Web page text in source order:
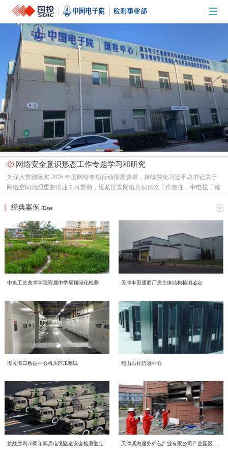
网络安全意识形态工作专题学习和研究
为深入贯彻落实 2026 年度网络专项行动部署要求，持续深化习近平总书记关于
网络空间治理重要论述学习贯彻，压紧压实网络意识形态工作责任，中电投工程
研究检测评定中心有限公司（以下简称“中心”）党总支召开专题支委会，集中研
究网络意识形态重点工作，全面梳理工作提升方向、明确落实举措。结合本次会
态工作核心意义互联网是意识形态斗争的主阵地、主战场、最前沿，网络意识形
态安全直接关系政治安全、舆论安全和单位长远发展。习近平总书记深刻指
出；“过不了互联网这一关，就过不了长期执政这一关，必须坚持正能量是总要
求、管得住是硬道理、用得好是真本事，持续健全网络生态治理长效机制，营造
风清气正的网络空间”。中心运营自有新媒体宣传平台，党员、职工线上交流、
对外业务宣传频次高，各类线上内容发布、网络言论行为都直接代表单位形象、
力，摒弃 “重业务、轻网信” 的片面认知，把网络意识形态工作摆在党建重点位
置，坚持守土有责、守土负责、守土尽责，牢牢管好、守好、用好各类网络阵
地。二、对标专项部署，明晰网络意识形态两大重点工作任务会议传达上级
2026 年度网络专项行动工作要求，结合中心运营管理实际，梳理当前网络意识
形态工作提升方向，明确两项核心工作抓手：（一）从严规范新媒体平台发布流
程，刚性落实 “三校三审” 机制新媒体是对外宣传、传递单位声音的重要载体，
内容导向容不得半点疏漏。将继续完善中心自有新媒体平台信息发布全流程管控
审” 制度：落实三级审核流程，每一级审核均留存书面或线上审核记录，做到全
程可追溯；2. 严把内容导向关口：所有对外发布图文、短视频、工作动态、宣传
材料，必须坚守正确政治方向、舆论导向、价值取向，重点核查政策表述、行业
宣传、对外口径，杜绝模糊表述、片面化表达、导向偏差内容上线；3. 常态化开
展平台自查自纠，定期梳理历史发布内容，及时清理过时、存在风险隐患的信
息，建立宣传内容负面清单，从源头防范舆情风险。（二）常态化开展党员专题
宣讲，引导党员主动传播网络正能量以全体党员为核心抓手，构建常态化网络意
节能新起点，低碳向未来！
明的环保知识学习活动，积极响应2026年全国低碳日“绿色转型 全民同行”主题号
召。一、三部宣传片，共学绿色理念 本次学习重点围绕三部权威宣传片展开，
三部宣传片，视角不同、侧重各异，但指向同一个目标——让绿色低碳成为每个
人的行动自觉。 2026年全国低碳日“绿色转型 全民同行”主题宣传片 由生态环境
部发布，紧扣今年全国低碳日主题，号召全社会共同参与绿色转型，强调低碳发
来”主题视频 聚焦工业和信息化系统节能降碳实践，展示各领域在节能提效、绿
能降碳《守望未来》主题宣传片 以公共机构为切入点，讲述节能降碳背后的责
任与担当，传递"节约资源就是守护未来"的理念，展现公共机构在绿色转型中的
示范引领作用。二、立足"十五五"，践行全流程绿色理念在中国电子工程设计院
股份有限公司的引领下，我们立足“十五五”碳排放双控新要求，从设计、施工到
运维全流程践行绿色发展理念。 设计阶段，优先采用节能环保技术方案，从源
运维阶段，持续优化能源管理，以精细化运营实现长效减碳。三、从点滴做起，
纸，选择绿色出行让我们携手共建低碳企业，为美丽中国贡献力量！
喜报！中电投工程研究检测评定中心成功获批CNAS温室气体
审定与核查认可资质
近日，中电投工程研究检测评定中心有限公司（以下简称中心）顺利通过中国合
格评定国家认可委员会（CNAS）严格评审，成功取得温室气体审定和核查分项
认可资质，认可注册号为CNAS VV048-EI。此次资质的成功获批，标志着中心
温室气体核查、碳资产管理与低碳技术服务能力正式获得国家级、国际化权威认
委员会（CNAS）是国内权威的实验室与检验检测机构认可机构，其认可资质具
备国际互认效力，严格遵循ISO 14064系列国际标准及国家温室气体审定核查相
关准则，评审标准严苛、涵盖范围全面，是衡量机构碳核查技术能力、公正性与
权威性的核心标杆，获得该项认可意味着机构出具的温室气体审定、核查结果可
获得全球多个国家和地区的认可，具备极强的公信力与法律效力。 评审过程
中，CNAS评审组通过资料审核、现场核查、体系核查等多维度、全流程严苛评
审，对中心温室气体量化核算、排放核查、数据溯源管理、质量管理体系等核心
管理程序以及严谨的技术服务流程，最终确认中心完全符合温室气体审定与核查
机构认可规范要求，准予获批相关认可资质。 作为深耕工程检测、评定与绿色
低碳技术服务领域的专业机构，中电投工程研究检测评定中心有限公司长期聚
焦“双碳”战略落地，深耕绿色低碳产业赛道，持续完善碳服务技术体系，组建专
业碳核查技术团队，深耕电子电气设备，工业机械，食品，土木工程，建材等多
领域温室气体排放核算与核查，不断夯实技术积淀、优化服务流程、提升专业能
力，全力为各类市场主体提供科学、精准、合规的碳管理技术支撑。 此次CNAS
赋能合规高质量发展 中电投检测中心承接国投健康公司启动
力企业高质量、可持续、安全化发展，中国电子工程设计院股份有限公司全资子
公司中电投工程研究检测评定中心有限公司（以下简称“中电投检测中心”）承接
了国投健康产业投资有限公司（以下简称“国投健康”）质量、环境、职业健康安
全管理三体系建设项目。并于近日组织召开质量、环境、职业健康安全管理三体
系建设项目启动会。本次启动的三体系建设，严格对标 GB/T 19001-2016/ISO
9001:2015质量管理体系、GB/T 24001-2016/ISO 14001:2015环境管理体系、GB/T
45001-2020/ISO 45001:2018职业健康安全管理体系。结合标准条款和国投健康运
程工作安排，确保体系建设贴合企业实际经营情况，真正实现标准化落地、常态
化运行、长效化赋能。作为本次三体系建设工作的技术支撑单位，中电投检测中
心将持续推进国投健康三体系建设、运行、认证工作，以标准化管理赋能健康产
业高质量发展，助力国投健康全力打造管理规范、服务优质、安全可控、可持续
发展的长效管理机制。
CECS协会标准《电子工业化学品系统验收标准（送审稿）》
审查会顺利召开
近日，由中国电子工程设计院股份有限公司国家电子工程建筑及环境性能质量检
验检测中心主编的中国工程建设标准化协会标准《电子工业化学品系统验收标准
（送审稿）》（以下简称《标准》）审查会在北京召开。近年来，随着国内半导
体集成电路、平板显示等行业的快速发展，高纯化学品系统作为整个电子工程建
学品系统质量和验收细则的标准缺失，现行GB 50781、等标准多是从设计、建
造的角度，对电子工业气体系统进行技术规定，从质量控制角度目前的做法基本
是引用SEMI、ASTM等国外标准，一方面缺少技术一致性，另一方面制约了国
内相关产业的发展。本标准从立项开始，就得到了CECS 电子工程分会的大力支
持和行业的高度关注，组建了涵盖业主单位、设计院、施工单位、材料和设备供
应商、检测和技术服务机构等20多家参编单位的编制组。中国工程建设标准化协
会电子工程分会、审查专家和编制组成员代表近20人参加了会议。会议由中国工
中电投检测中心为工业建筑进行火灾后检测鉴定—全维度检
近期，我中心针对某电厂烟囱火灾事件完成全面检测鉴定工作。本次鉴定严格依
准》等国家标准，通过实体检测、温度场仿真、力学分析等多维度评估，明确烟
囱结构现状及后续处置方向，为电厂安全生产提供科学支撑。（1）全维度检测
覆盖 核心指标符合规范本次检测首先核查烟囱结构体系及平面布置，确认该钢
筋混凝土筒体整体布置与原设计图纸完全一致。地基基础未见不均匀沉降、滑移
或整体倾斜现象，后续仍需按规范持续开展沉降观测。外观质量检查显示，火灾
未对混凝土筒壁外表面造成损伤，无人机高清拍摄及倾斜摄影三维模型验证，外
环境噪声检测，守护城市声环境质量
随着我国经济发展和城市化进程的加速，噪声污染已成为现代社会中一个日益突
出的环境问题。环境噪声检测作为治理噪声污染的重要环节，对提升环境的健康
及舒适度具有重要意义。 中电投工程研究检测评定中心有限公司（以下简称中
电投检测中心）是中国国家认证认可监督管理委员会批准具备资质认定
（CMA）的检验检测机构，也是由中国合格评定国家认可委员会（CNAS）批准
结构检测的智能化升级路径——智慧监测赋能工业装备
依托“十五五”质量强国与智能制造发展布局，国内检验检测行业正加速数字化、
经典案例 /Case
中央工艺美术学院附属中学屋顶绿化检测 天津丰田通商厂房主体结构检测鉴定
海关海口数据中心机房PUE测试 燕山石化信息中心
抗战胜利70周年阅兵电缆隧道安全检测鉴定